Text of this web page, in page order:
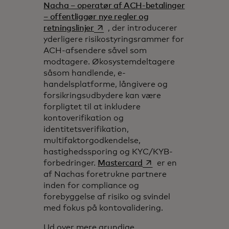
Nacha – operatør af ACH-betalinger
– offentliggør nye regler og
retningslinjeropens in a new tab
, der introducerer
yderligere risikostyringsrammer for
ACH-afsendere såvel som
modtagere. Økosystemdeltagere
såsom handlende, e-
handelsplatforme, långivere og
forsikringsudbydere kan være
forpligtet til at inkludere
kontoverifikation og
identitetsverifikation,
multifaktorgodkendelse,
hastighedssporing og KYC/KYB-
forbedringer. Mastercard opens in a new tab
er en
af Nachas foretrukne partnere
inden for compliance og
forebyggelse af risiko og svindel
med fokus på kontovalidering.